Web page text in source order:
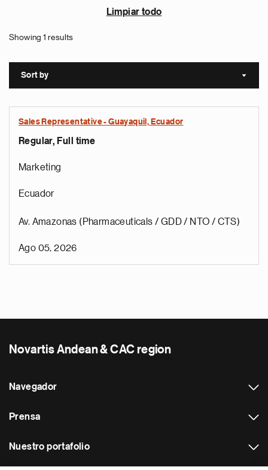
Limpiar todo
Showing 1 results
Sort by Sort
Sales Representative - Guayaquil, Ecuador
Regular, Full time
Marketing
Ecuador
Av. Amazonas (Pharmaceuticals / GDD / NTO / CTS)
Ago 05, 2026
Novartis Andean & CAC region
Navegador
Prensa
Nuestro portafolio